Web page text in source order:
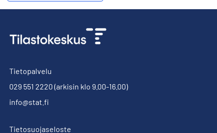
Tietopalvelu
029 551 2220 (arkisin klo 9.00-16.00)
info@stat.fi
Tietosuojaseloste